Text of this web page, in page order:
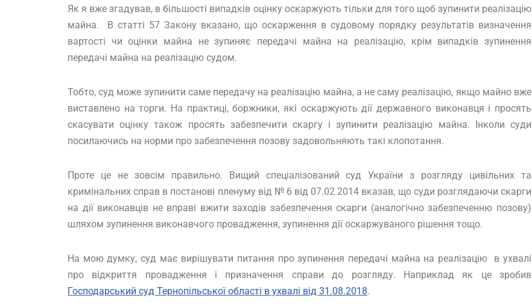
Як я вже згадував, в більшості випадків оцінку оскаржують тільки для того щоб зупинити реалізацію
майна. В статті 57 Закону вказано, що оскарження в судовому порядку результатів визначення
вартості чи оцінки майна не зупиняє передачі майна на реалізацію, крім випадків зупинення
передачі майна на реалізацію судом.
Тобто, суд може зупинити саме передачу на реалізацію майна, а не саму реалізацію, якщо майно вже
виставлено на торги. На практиці, боржники, які оскаржують дії державного виконавця і просять
скасувати оцінку також просять забезпечити скаргу і зупинити реалізацію майна. Інколи суди
посилаючись на норми про забезпечення позову задовольняють такі клопотання.
Проте це не зовсім правильно. Вищий спеціалізований суд України з розгляду цивільних та
кримінальних справ в постанові пленуму від № 6 від 07.02.2014 вказав, що суди розглядаючи скарги
на дії виконавців не вправі вжити заходів забезпечення скарги (аналогічно забезпеченню позову)
шляхом зупинення виконавчого провадження, зупинення дії оскаржуваного рішення тощо.
На мою думку, суд має вирішувати питання про зупинення передачі майна на реалізацію в ухвалі
про відкриття провадження і призначення справи до розгляду. Наприклад як це зробив
Господарський суд Тернопільської області в ухвалі від 31.08.2018.